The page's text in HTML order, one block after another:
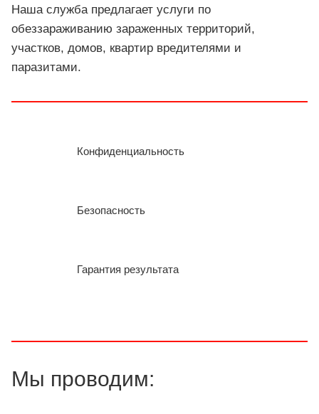
Наша служба предлагает услуги по
обеззараживанию зараженных территорий,
участков, домов, квартир вредителями и
паразитами.
Конфиденциальность
Безопасность
Гарантия результата
Мы проводим: